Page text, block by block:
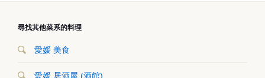
尋找其他菜系的料理
愛媛 美食
愛媛 居酒屋 (酒館)